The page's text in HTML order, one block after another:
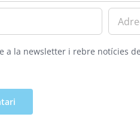
a la newsletter i rebre notícies